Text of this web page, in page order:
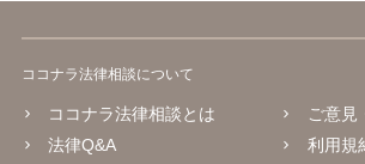
ココナラ法律相談について
ココナラ法律相談とは
法律Q&A
ご意見
利用規